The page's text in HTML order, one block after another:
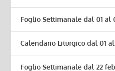
Foglio Settimanale dal 01 al
Calendario Liturgico dal 01
Foglio Settimanale dal 22